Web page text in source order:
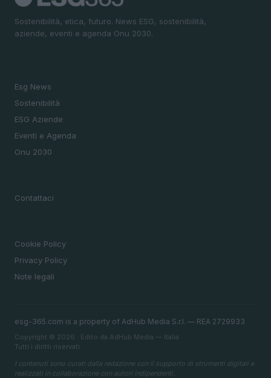
Sostenibilità, etica, futuro. News ESG, sostenibilità,
aziende, eventi e agenda Onu 2030.
Esg News
Sostenibilità
ESG Aziende
Eventi e Agenda
Onu 2030
Contattaci
Cookie Policy
Privacy Policy
Note legali
esg-365.com is a property of AdHub Media S.r.l. — REA 2729933
Copyright © 2026 · Edito da AdHub Media — Italia
Tutti i diritti riservati
I contenuti sono curati dalla redazione con il supporto di strumenti digitali e
realizzati in collaborazione con autori indipendenti.